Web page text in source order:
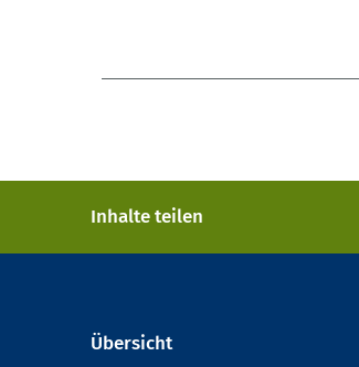
Inhalte teilen
Übersicht